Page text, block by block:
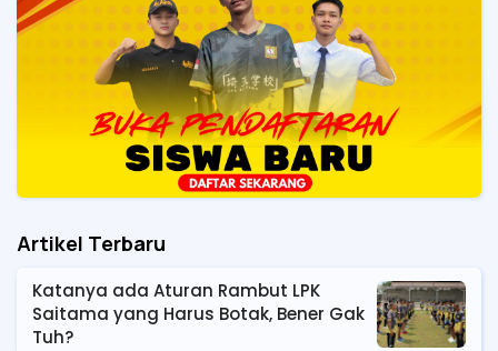
Artikel Terbaru
Katanya ada Aturan Rambut LPK
Saitama yang Harus Botak, Bener Gak
Tuh?